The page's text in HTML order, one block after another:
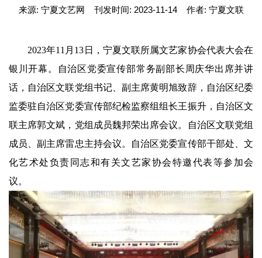
来源: 宁夏文艺网 刊发时间: 2023-11-14 作者: 宁夏文联
2023年11 月 13 日，宁夏文联所属文艺家协会代表大会在
银川开幕。自治区党委宣传部常务副部长周庆华出席并讲
话，自治区文联党组书记、副主席黄明旭致辞，自治区纪委
监委驻自治区党委宣传部纪检监察组组长王振升，自治区文
联主席郭文斌，党组成员魏邦荣出席会议。自治区文联党组
成员、副主席雷忠主持会议。自治区党委宣传部干部处、文
化艺术处负责同志和有关文艺家协会特邀代表等参加会
议。